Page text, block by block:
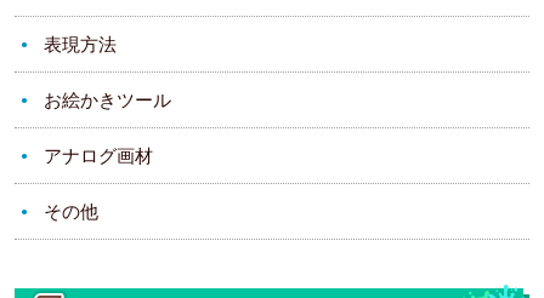
表現方法
お絵かきツール
アナログ画材
その他